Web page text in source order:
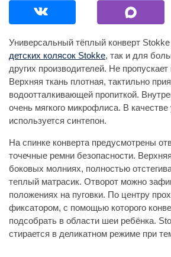
Универсальный тёплый конверт
детских колясок Stokke, так и для
других производителей. Не
Верхняя ткань плотная, тактильно
водоотталкивающей пропиткой.
очень мягкого микрофлиса. В качестве
используется синтепон.
На спинке конверта предусмотрены
точечные ремни безопасности.
боковых молниях, полностью
теплый матрасик. Отворот можно
положениях на пуговки. По центру
фиксатором, с помощью которого
подсобрать в области шеи ребёнка.
стирается в деликатном режиме при